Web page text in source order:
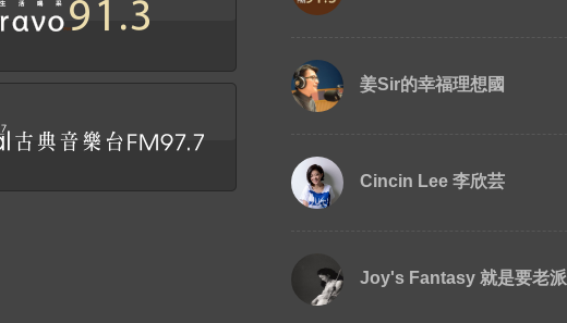
姜Sir的幸福理想國
Cincin Lee 李欣芸
Joy's Fantasy 就是要老派